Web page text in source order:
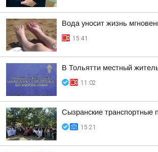
Вода уносит жизнь
15:41
В Тольятти местный
11:02
Сызранские транспортные
15:21